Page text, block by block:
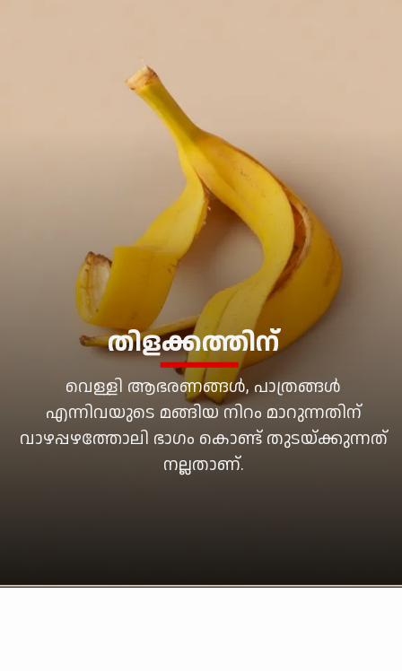
വെള്ളി ആഭരണങ്ങൾ, പാത്രങ്ങൾ
എന്നിവയുടെ മങ്ങിയ നിറം മാറുന്നതിന്
വാഴപ്പഴത്തോലി ഭാഗം കൊണ്ട് തുടയ്ക്കുന്നത്
നല്ലതാണ്.
തിളക്കത്തിന്